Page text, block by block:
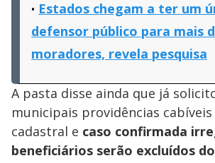
Estados chegam a ter um
defensor público para mais
moradores, revela pesquisa
A pasta disse ainda que já
municipais providências
cadastral e caso confirmada
beneficiários serão excluídos